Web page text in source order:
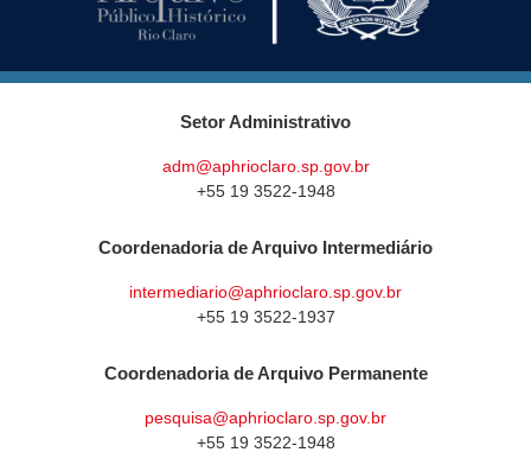
Setor Administrativo
adm@aphrioclaro.sp.gov.br
+55 19 3522-1948
Coordenadoria de Arquivo Intermediário
intermediario@aphrioclaro.sp.gov.br
+55 19 3522-1937
Coordenadoria de Arquivo Permanente
pesquisa@aphrioclaro.sp.gov.br
+55 19 3522-1948